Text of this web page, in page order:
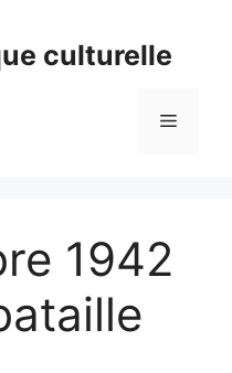
culturelle
Menu
1942